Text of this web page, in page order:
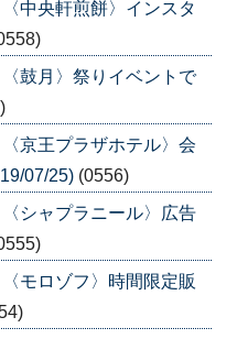
中央軒煎餅〉インスタ
鼓月〉祭りイベントで
京王プラザホテル〉会
07/25) (0556)
シャプラニール〉広告
モロゾフ〉時間限定販